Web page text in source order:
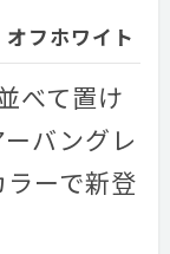
フホワイト
べて置け
バングレ
ーで新登